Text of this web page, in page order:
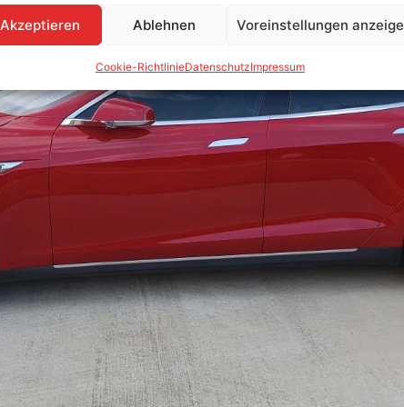
Akzeptieren Ablehnen Voreinstellungen
Cookie-RichtlinieDatenschutzImpressum